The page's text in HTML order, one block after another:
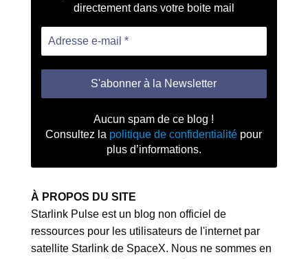
directement dans votre boite mail
Aucun spam de ce blog !
Consultez la politique de confidentialité pour
plus d’informations.
À PROPOS DU SITE
Starlink Pulse est un blog non officiel de
ressources pour les utilisateurs de l'internet par
satellite Starlink de SpaceX. Nous ne sommes en